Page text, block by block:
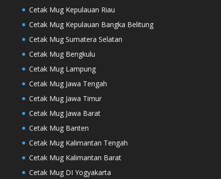
Cetak Mug Kepulauan Riau
Cetak Mug Kepulauan Bangka Belitung
Cetak Mug Sumatera Selatan
Cetak Mug Bengkulu
Cetak Mug Lampung
Cetak Mug Jawa Tengah
Cetak Mug Jawa Timur
Cetak Mug Jawa Barat
Cetak Mug Banten
Cetak Mug Kalimantan Tengah
Cetak Mug Kalimantan Barat
Cetak Mug DI Yogyakarta